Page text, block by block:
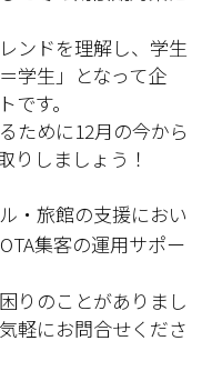
ンドを理解し、学生
学生」となって企
す。
ために12月の今から
りしましょう！
・旅館の支援におい
集客の運用サポー
りのことがありまし
軽にお問合せくださ